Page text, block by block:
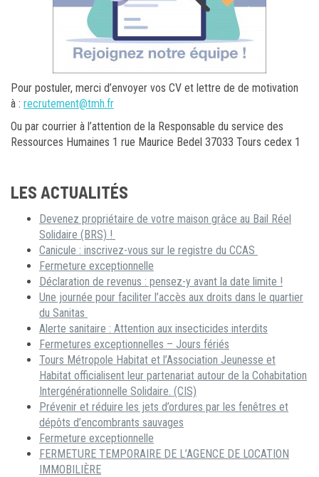
Pour postuler, merci d’envoyer vos CV et lettre de de motivation
à : recrutement@tmh.fr
Ou par courrier à l’attention de la Responsable du service des
Ressources Humaines 1 rue Maurice Bedel 37033 Tours cedex 1
LES ACTUALITÉS
Devenez propriétaire de votre maison grâce au Bail Réel
Solidaire (BRS) !
Canicule : inscrivez-vous sur le registre du CCAS
Fermeture exceptionnelle
Déclaration de revenus : pensez-y avant la date limite !
Une journée pour faciliter l’accès aux droits dans le quartier
du Sanitas
Alerte sanitaire : Attention aux insecticides interdits
Fermetures exceptionnelles – Jours fériés
Tours Métropole Habitat et l’Association Jeunesse et
Habitat officialisent leur partenariat autour de la Cohabitation
Intergénérationnelle Solidaire. (CIS)
Prévenir et réduire les jets d’ordures par les fenêtres et
dépôts d’encombrants sauvages
Fermeture exceptionnelle
FERMETURE TEMPORAIRE DE L’AGENCE DE LOCATION
IMMOBILIÈRE